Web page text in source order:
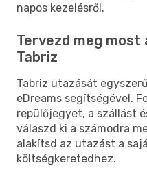
napos kezelésről.
Tervezd meg
Tabriz
Tabriz utazását
eDreams segítségével.
repülőjegyet, a szállást
válaszd ki a számodra
alakítsd az utazást a
költségkeretedhez.